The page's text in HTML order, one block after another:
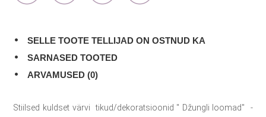
SELLE TOOTE TELLIJAD ON OSTNUD KA
SARNASED TOOTED
ARVAMUSED (0)
Stiilsed kuldset värvi tikud/dekoratsioonid " Džungli loomad" -